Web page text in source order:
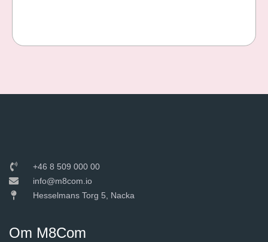
+46 8 509 000 00
info@m8com.io
Hesselmans Torg 5, Nacka
Om M8Com